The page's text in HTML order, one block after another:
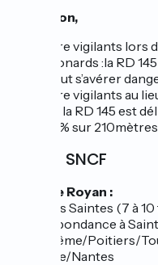
Attention,
Etre vigilants lors
Monards :la RD
peut s’avérer
Etre vigilants au
de la RD 145 est
10% sur
Gares SNCF
Gare de Royan :
TER vers Saintes (7 à
Correspondance à
Angoulême/Poitiers/
Rochelle/Nantes